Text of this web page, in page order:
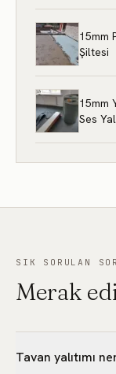
15mm
Şiltesi
15mm
Ses
SIK SORULAN
Merak
Tavan yalıtımı